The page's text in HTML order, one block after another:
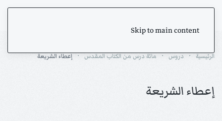
Skip to main content
الرئيسية دروس مائة درس من الكتاب المقدس إعطاء الشريعة
إعطاء الشريعة